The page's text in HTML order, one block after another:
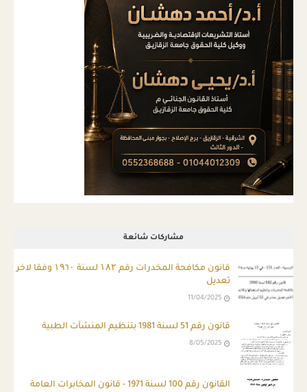
مشاركات شائعة
قانون مكافحة المخدرات رقم ۱۸۲ لسنة ۱۹٦۰ وفقا لاخر
تعديل
11/04/2025
قانون رقم 51 لسنة 1981 بتنظيم المنشآت الطبية
8/05/2025
القانون رقم 100 لسنة 1971 - قانون المخابرات العامة